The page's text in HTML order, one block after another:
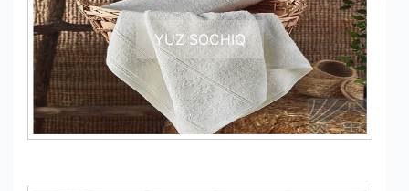
YUZ SOCHIQ